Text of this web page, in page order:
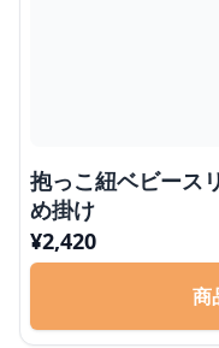
抱っこ紐ベビース
め掛け
¥2,420
商